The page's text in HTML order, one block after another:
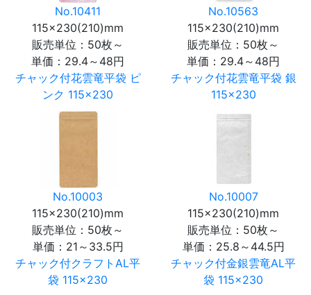
No.10411
115×230(210)mm
販売単位：50枚～
単価： 29.4～48円
チャック付花雲竜平袋 ピ
ンク 115×230
No.10563
115×230(210)mm
販売単位：50枚～
単価： 29.4～48円
チャック付花雲竜平袋 銀
115×230
No.10003
115×230(210)mm
販売単位：50枚～
単価： 21～33.5円
チャック付クラフトAL平
袋 115×230
No.10007
115×230(210)mm
販売単位：50枚～
単価： 25.8～44.5円
チャック付金銀雲竜AL平
袋 115×230